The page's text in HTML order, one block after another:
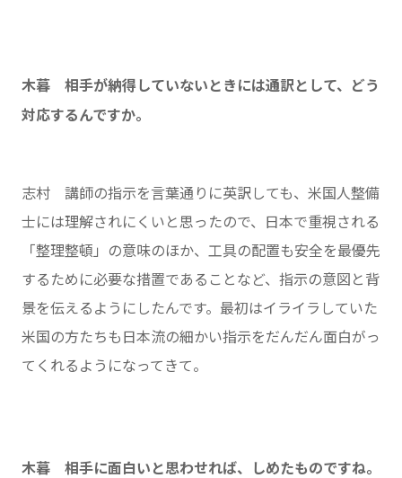
木暮 相手が納得していないときには通訳として、どう
対応するんですか。
志村 講師の指示を言葉通りに英訳しても、米国人整備
士には理解されにくいと思ったので、日本で重視される
「整理整頓」の意味のほか、工具の配置も安全を最優先
するために必要な措置であることなど、指示の意図と背
景を伝えるようにしたんです。最初はイライラしていた
米国の方たちも日本流の細かい指示をだんだん面白がっ
てくれるようになってきて。
木暮 相手に面白いと思わせれば、しめたものですね。